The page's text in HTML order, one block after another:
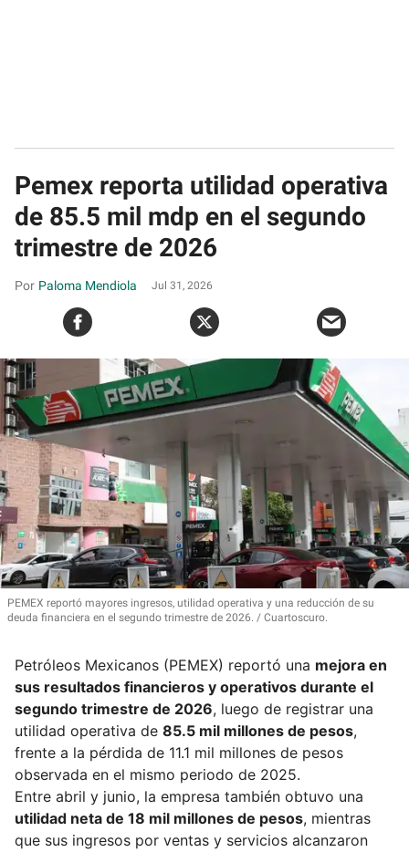
Pemex reporta utilidad operativa
de 85.5 mil mdp en el segundo
trimestre de 2026
Paloma Mendiola Jul 31, 2026
PEMEX reportó mayores ingresos, utilidad operativa y una reducción de su
deuda financiera en el segundo trimestre de 2026.
Cuartoscuro.
Petróleos Mexicanos (PEMEX) reportó una mejora en
sus resultados financieros y operativos durante el
segundo trimestre de 2026, luego de registrar una
utilidad operativa de 85.5 mil millones de pesos,
frente a la pérdida de 11.1 mil millones de pesos
observada en el mismo periodo de 2025.
Entre abril y junio, la empresa también obtuvo una
utilidad neta de 18 mil millones de pesos, mientras
que sus ingresos por ventas y servicios alcanzaron